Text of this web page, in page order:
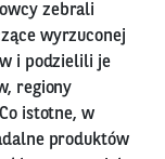
zebrali
wyrzuconej
i podzielili je
regiony
istotne, w
produktów